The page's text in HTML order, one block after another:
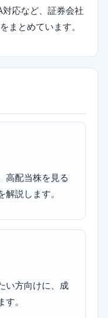
応など、証券会社
まとめています。
高配当株を見る
説します。
い方向けに、成
。